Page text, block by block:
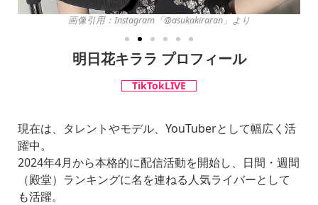
画像引用：Instagram「@asukakiraran」より
明日花キララ プロフィール
TikTokLIVE
現在は、タレントやモデル、YouTuberとして幅広く活
躍中。
2024年4月から本格的に配信活動を開始し、日間・週間
（殿堂）ランキングに名を連ねる人気ライバーとして
も活躍。